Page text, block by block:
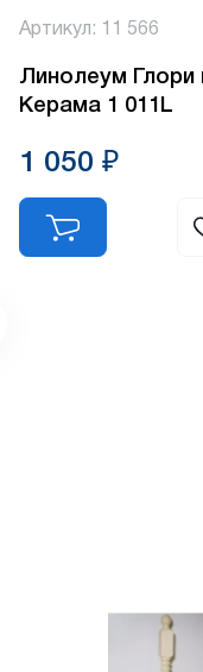
Артикул: 11 566
Линолеум Глори
Керама 1 011L
1 050 ₽